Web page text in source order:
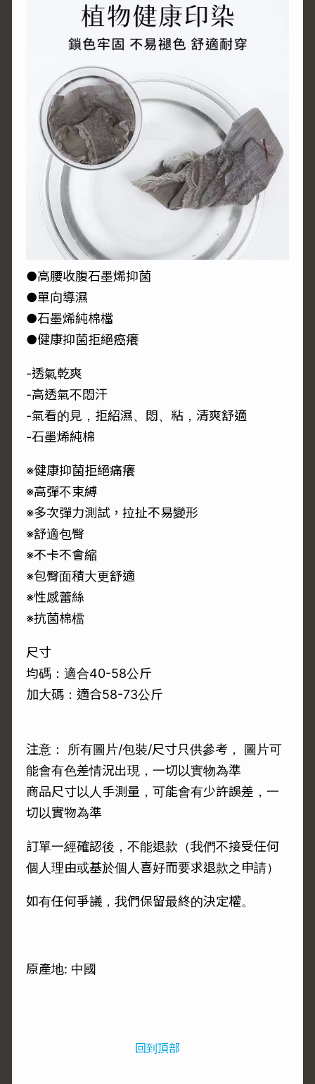
●高腰收腹石墨烯抑菌
●單向導濕
●石墨烯純棉檔
●健康抑菌拒絕癌癢
-透氣乾爽
-高透氣不悶汗
-氣看的見，拒紹濕、悶、粘，清爽舒適
-石墨烯純棉
※健康抑菌拒絕痛癢
※高彈不束縛
※多次彈力測試，拉扯不易變形
※舒適包臀
※不卡不會縮
※包臀面積大更舒適
※性感蕾絲
※抗菌棉檔
尺寸
均碼：適合40-58公斤
加大碼：適合58-73公斤
注意： 所有圖片/包裝/尺寸只供參考， 圖片可
能會有色差情況出現，一切以實物為準
商品尺寸以人手測量，可能會有少許誤差，一
切以實物為準
訂單一經確認後，不能退款（我們不接受任何
個人理由或基於個人喜好而要求退款之申請）
如有任何爭議，我們保留最終的決定權。
原產地: 中國
回到頂部